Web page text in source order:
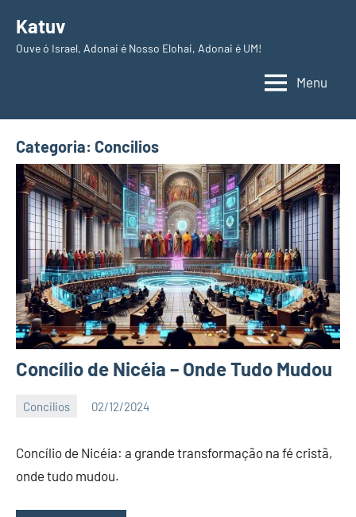
paraKatuv
Ouve ó Israel, Adonai é Nosso Elohai, Adonai é UM!
Menu
Categoria: Concilios
Concílio de Nicéia – Onde Tudo Mudou
Concilios 02/12/2024
Concílio de Nicéia: a grande transformação na fé cristã,
onde tudo mudou.